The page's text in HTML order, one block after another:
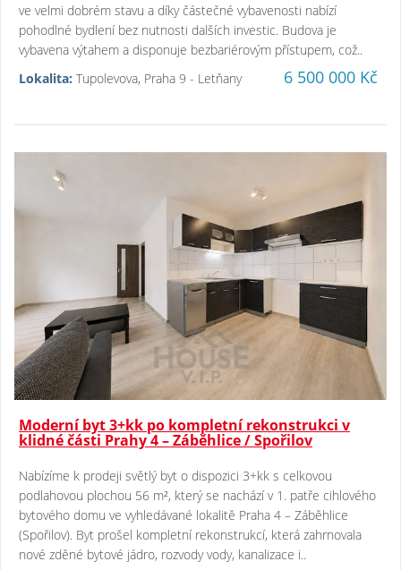
ve velmi dobrém stavu a díky částečné vybavenosti nabízí
pohodlné bydlení bez nutnosti dalších investic. Budova je
vybavena výtahem a disponuje bezbariérovým přístupem, což..
Lokalita: Tupolevova, Praha 9 - Letňany 6 500 000 Kč
Moderní byt 3+kk po kompletní rekonstrukci v
klidné části Prahy 4 – Záběhlice / Spořilov
Nabízíme k prodeji světlý byt o dispozici 3+kk s celkovou
podlahovou plochou 56 m², který se nachází v 1. patře cihlového
bytového domu ve vyhledávané lokalitě Praha 4 – Záběhlice
(Spořilov). Byt prošel kompletní rekonstrukcí, která zahrnovala
nové zděné bytové jádro, rozvody vody, kanalizace i..